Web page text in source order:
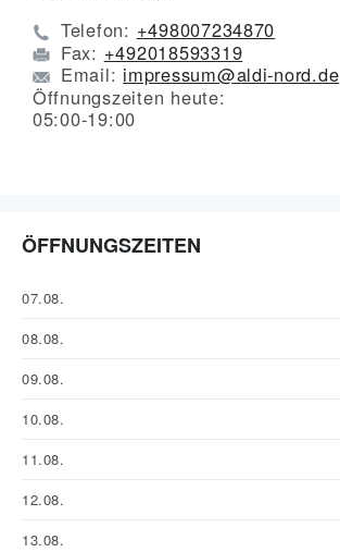
Telefon: +498007234870
Fax: +492018593319
Email: impressum@aldi-nord.de
Öffnungszeiten heute:
05:00-19:00
ÖFFNUNGSZEITEN
07.08.
08.08.
09.08.
10.08.
11.08.
12.08.
13.08.